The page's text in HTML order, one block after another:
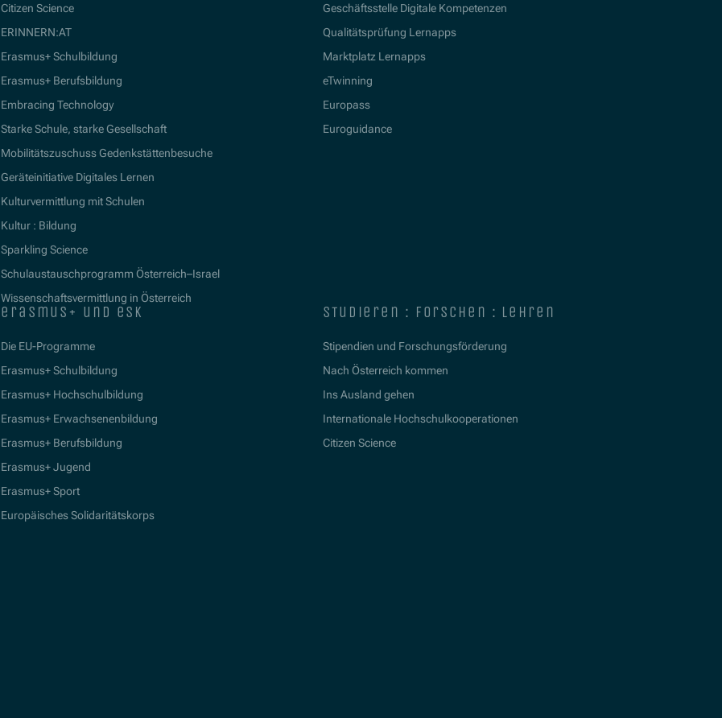
Citizen Science
ERINNERN:AT
Erasmus+ Schulbildung
Erasmus+ Berufsbildung
Embracing Technology
Starke Schule, starke Gesellschaft
Mobilitätszuschuss Gedenkstättenbesuche
Geräteinitiative Digitales Lernen
Kulturvermittlung mit Schulen
Kultur : Bildung
Sparkling Science
Schulaustauschprogramm Österreich–Israel
Wissenschaftsvermittlung in Österreich
Geschäftsstelle Digitale Kompetenzen
Qualitätsprüfung Lernapps
Marktplatz Lernapps
eTwinning
Europass
Euroguidance
erasmus+ und esk
Die EU-Programme
Erasmus+ Schulbildung
Erasmus+ Hochschulbildung
Erasmus+ Erwachsenenbildung
Erasmus+ Berufsbildung
Erasmus+ Jugend
Erasmus+ Sport
Europäisches Solidaritätskorps
studieren : forschen : lehren
Stipendien und Forschungsförderung
Nach Österreich kommen
Ins Ausland gehen
Internationale Hochschulkooperationen
Citizen Science